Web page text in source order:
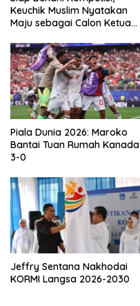
Keuchik Muslim Nyatakan
Maju sebagai Calon Ketua
Piala Dunia 2026: Maroko
Bantai Tuan Rumah Kanada
3-0
Jeffry Sentana Nakhodai
KORMI Langsa 2026-2030